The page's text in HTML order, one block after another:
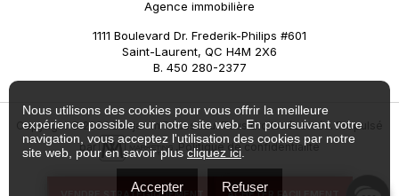
Agence immobilière
1111 Boulevard Dr. Frederik-Philips #601
Saint-Laurent, QC H4M 2X6
B. 450 280-2377
Copyright © 2024 Benjamin Rousseau. Tous droits réservés. Propulsé
par
,Politique de confidentialité
Nous utilisons des cookies pour vous offrir la meilleure
expérience possible sur notre site web. En poursuivant votre
navigation, vous acceptez l'utilisation des cookies par notre
site web, pour en savoir plus cliquez ici
Accepter Refuser